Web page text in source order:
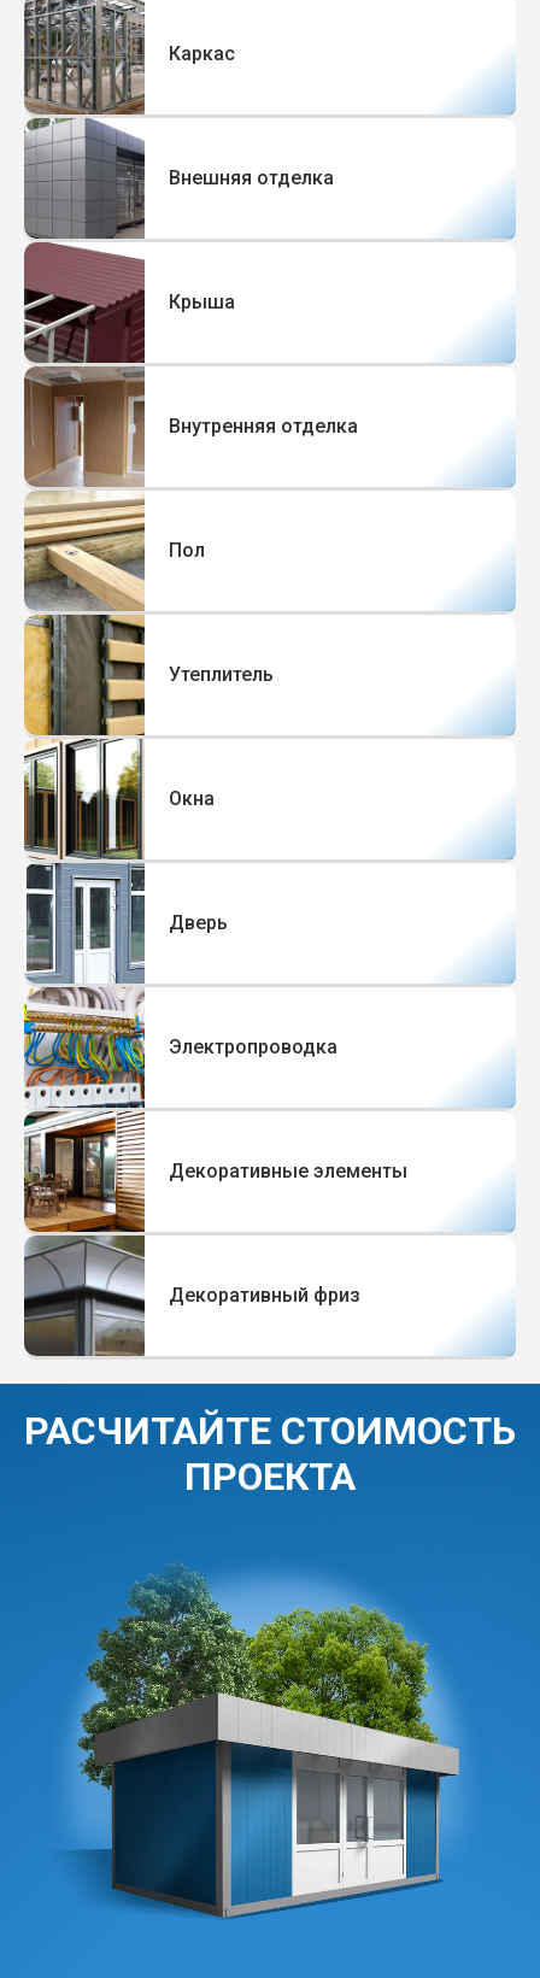
Каркас
Внешняя отделка
Крыша
Внутренняя отделка
Пол
Утеплитель
Окна
Дверь
Электропроводка
Декоративные элементы
Декоративный фриз
РАСЧИТАЙТЕ СТОИМОСТЬ
ПРОЕКТА